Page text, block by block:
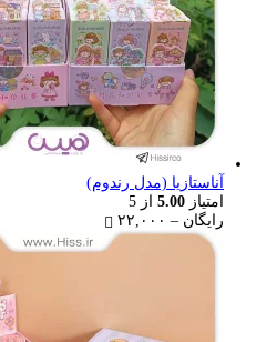
آناستازیا (مدل رندوم)
امتیاز 5.00 از 5
رایگان – ۲۲,۰۰۰
range:
رایگان